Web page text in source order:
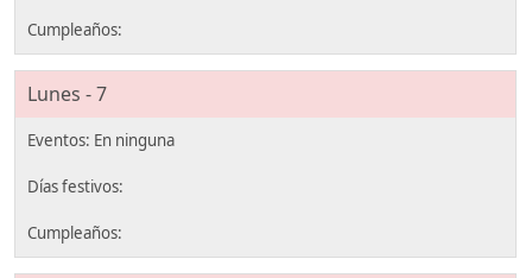
Lunes - 7